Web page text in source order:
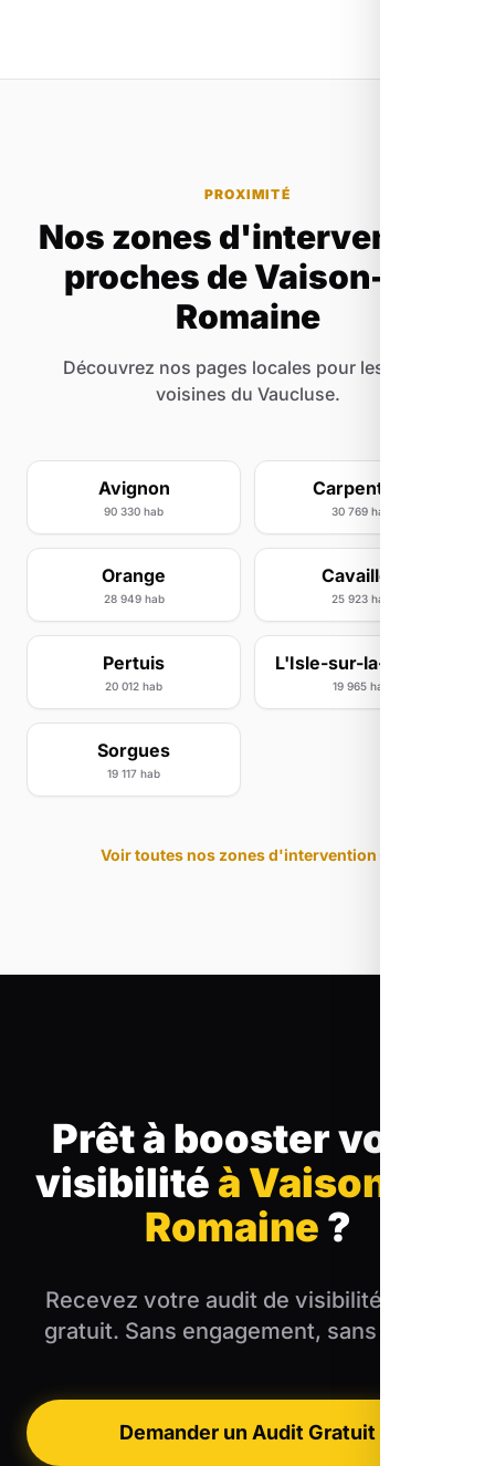
PROXIMITÉ
Nos zones d'intervention
proches de Vaison-la-
Romaine
Découvrez nos pages locales pour les villes
voisines du Vaucluse.
Avignon
90 330 hab
Carpentras
30 769 hab
Orange
28 949 hab
Cavaillon
25 923 hab
Pertuis
20 012 hab
L'Isle-sur-la-Sorgue
19 965 hab
Sorgues
19 117 hab
Voir toutes nos zones d'intervention
Prêt à booster votre
visibilitéà Vaison-la-
Romaine ?
Recevez votre audit de visibilité locale
gratuit. Sans engagement, sans blabla.
Demander un Audit Gratuit